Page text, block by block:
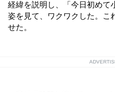
経緯を説明し、「今日初めて
姿を見て、ワクワクした。こ
せた。